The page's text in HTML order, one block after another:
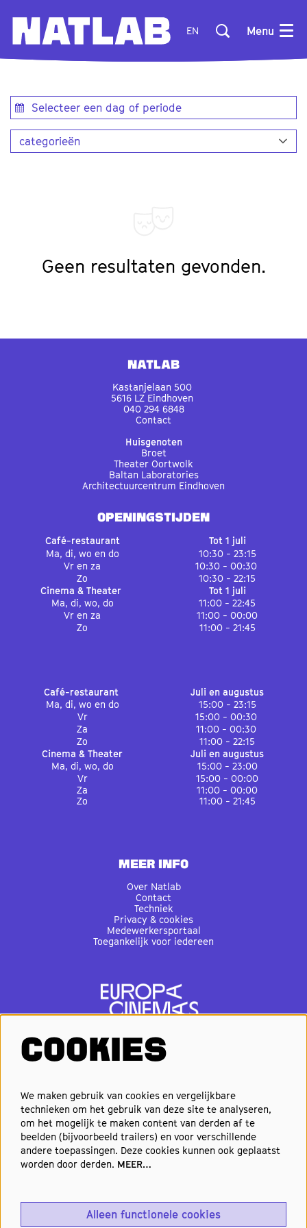
EN Menu
categorieën
Geen resultaten gevonden.
Natlab
Kastanjelaan 500
5616 LZ Eindhoven
040 294 6848
Contact
Huisgenoten
Broet
Theater Oortwolk
Baltan Laboratories
Architectuurcentrum Eindhoven
OPENINGSTIJDEN
Café-restaurant
Tot 1 juli
Ma, di, wo en do
10:30 - 23:15
Vr en za
10:30 - 00:30
Zo
10:30 - 22:15
Cinema & Theater
Tot 1 juli
Ma, di, wo, do
11:00 - 22:45
Vr en za
11:00 - 00:00
Zo
11:00 - 21:45
Café-restaurant
Juli en augustus
Ma, di, wo en do
15:00 - 23:15
Vr
15:00 - 00:30
Za
11:00 - 00:30
Zo
11:00 - 22:15
Cinema & Theater
Juli en augustus
Ma, di, wo, do
15:00 - 23:00
Vr
15:00 - 00:00
Za
11:00 - 00:00
Zo
11:00 - 21:45
MEER INFO
Over Natlab
Contact
Techniek
Privacy & cookies
Medewerkersportaal
Toegankelijk voor iedereen
Elke week de beste films en
nieuwste premières in je inbox?
Schrijf je in voor onze nieuwsbrief!
Aanmelden
COOKIES
We maken gebruik van cookies en vergelijkbare
technieken om het gebruik van deze site te analyseren,
om het mogelijk te maken content van derden af te
beelden (bijvoorbeeld trailers) en voor verschillende
andere toepassingen. Deze cookies kunnen ook geplaatst
worden door derden. MEER…
Alleen functionele cookies